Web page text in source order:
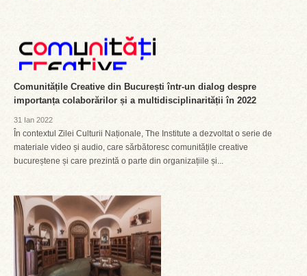
Comunitățile Creative din București într-un dialog despre
importanța colaborărilor și a multidisciplinarității în 2022
31 Ian 2022
În contextul Zilei Culturii Naționale, The Institute a dezvoltat o serie de
materiale video și audio, care sărbătoresc comunitățile creative
bucureștene și care prezintă o parte din organizațiile și...